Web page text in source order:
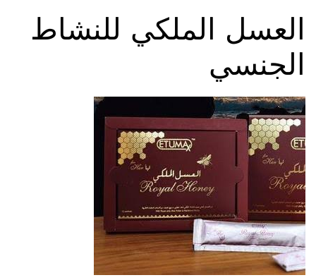
العسل الملكي للنشاط
الجنسي